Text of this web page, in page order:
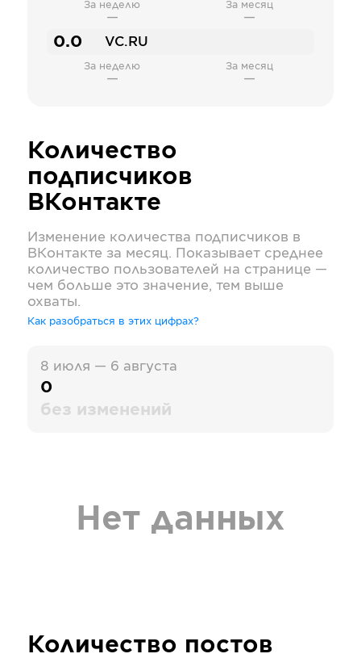
За неделю
—
За месяц
—
0.0 VC.RU
За неделю
—
За месяц
—
Количество
подписчиков
ВКонтакте
Изменение количества подписчиков в
ВКонтакте за месяц. Показывает среднее
количество пользователей на странице —
чем больше это значение, тем выше
охваты.
Как разобраться в этих цифрах?
8 июля — 6 августа
0
без изменений
Нет данных
Количество постов